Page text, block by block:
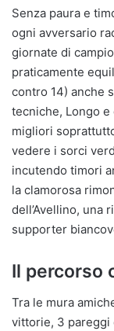
Senza paura e
ogni avversario
giornate di
praticamente
contro 14) anche
tecniche, Longo
migliori
vedere i sorci
incutendo timori
la clamorosa
dell’Avellino, una
supporter
Il percorso
Tra le mura
vittorie, 3 pareggi